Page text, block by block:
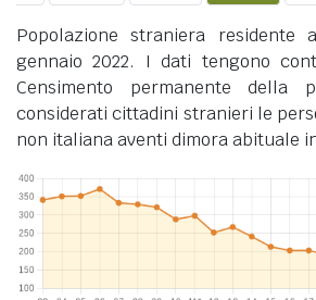
Popolazione straniera residente
gennaio 2022. I dati tengono
Censimento permanente della
considerati cittadini stranieri le
non italiana aventi dimora abituale